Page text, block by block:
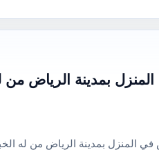
بمدينة الرياض من
بمدينة الرياض من له